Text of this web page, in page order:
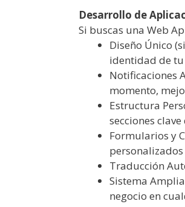
Desarrollo de
Si buscas una Web
Diseño Único
identidad de
Notificaciones
momento,
Estructura
secciones clave
Formularios y
Traducción
Sistema
negocio en